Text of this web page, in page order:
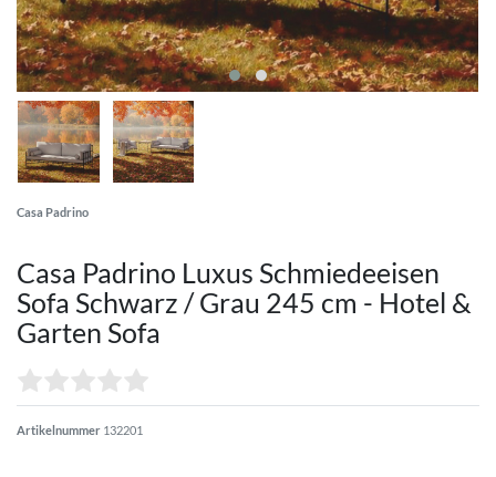
Casa Padrino
Casa Padrino Luxus Schmiedeeisen
Sofa Schwarz / Grau 245 cm - Hotel &
Garten Sofa
Artikelnummer 132201